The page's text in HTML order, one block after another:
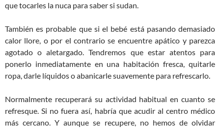
que tocarles la nuca para saber si sudan.
También es probable que si el bebé está pasando demasiado
calor llore, o por el contrario se encuentre apático y parezca
agotado o aletargado. Tendremos que estar atentos para
ponerlo inmediatamente en una habitación fresca, quitarle
ropa, darle líquidos o abanicarle suavemente para refrescarlo.
Normalmente recuperará su actividad habitual en cuanto se
refresque. Si no fuera así, habría que acudir al centro médico
más cercano. Y aunque se recupere, no hemos de olvidar